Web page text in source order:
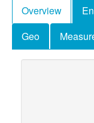
Overview
Geo